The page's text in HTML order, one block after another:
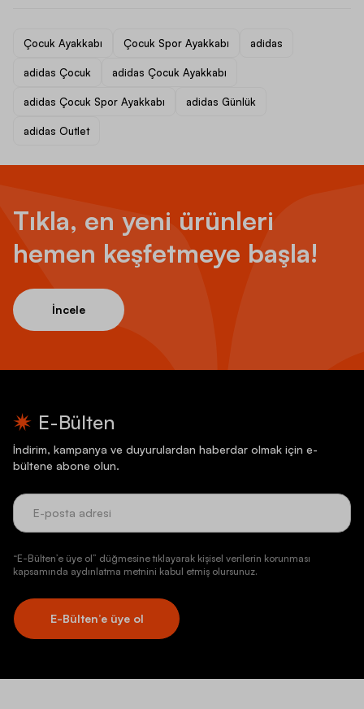
Çocuk Ayakkabı Çocuk Spor Ayakkabı adidas
adidas Çocuk adidas Çocuk Ayakkabı
adidas Çocuk Spor Ayakkabı adidas Günlük
adidas Outlet
Tıkla, en yeni ürünleri
hemen keşfetmeye başla!
İncele
E-Bülten
İndirim, kampanya ve duyurulardan haberdar olmak için e-
bültene abone olun.
“E-Bülten’e üye ol” düğmesine tıklayarak kişisel verilerin korunması
kapsamında aydınlatma metnini kabul etmiş olursunuz.
E-Bülten’e üye ol